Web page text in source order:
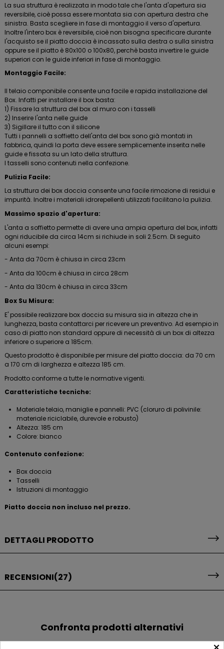
La sua struttura è realizzata in modo tale che l'anta d'apertura sia
reversibile, cioè possa essere montata sia con apertura destra che
sinistra. Basta scegliere in fase di montaggio il verso d'apertura.
Inoltre l'intero box è reversibile, cioè non bisogna specificare durante
l'acquisto se il piatto doccia è incassato sulla destra o sulla sinistra
oppure se il piatto è 80x100 o 100x80, perchè basta invertire le guide
superiori con le guide inferiori in fase di montaggio.
Montaggio Facile:
Il telaio componibile consente una facile e rapida installazione del
Box. Infatti per installare il box basta:
1) Fissare la struttura del box al muro con i tasselli
2) Inserire l'anta nelle guide
3) Sigillare il tutto con il silicone
Tutti i pannelli a soffietto dell'anta del box sono già montati in
fabbrica, quindi la porta deve essere semplicemente inserita nelle
guide e fissata su un lato della struttura.
I tasselli sono contenuti nella confezione.
Pulizia Facile:
La struttura dei box doccia consente una facile rimozione di residui e
impurità. Inoltre i materiali idrorepellenti utilizzati facilitano la pulizia.
Massimo spazio d'apertura:
L'anta a soffietto permette di avere una ampia apertura del box, infatti
ogni riducibile da circa 14cm si richiude in soli 2.5cm. Di seguito
alcuni esempi:
- Anta da 70cm è chiusa in circa 23cm
- Anta da 100cm è chiusa in circa 28cm
- Anta da 130cm è chiusa in circa 33cm
Box Su Misura:
E' possibile realizzare box doccia su misura sia in altezza che in
lunghezza, basta contattarci per ricevere un preventivo. Ad esempio in
caso di piatto non standard oppure di necessità di un box di altezza
inferiore o superiore a 185cm.
Questo prodotto è disponibile per misure del piatto doccia: da 70 cm
a 170 cm di larghezza e altezza 185 cm.
Prodotto conforme a tutte le normative vigenti.
Caratteristiche tecniche:
Materiale telaio, maniglie e pannelli: PVC (cloruro di polivinile:
materiale riciclabile, durevole e robusto)
Altezza: 185 cm
Colore: bianco
Contenuto confezione:
Box doccia
Tasselli
Istruzioni di montaggio
Piatto doccia non incluso nel prezzo.
DETTAGLI PRODOTTO
RECENSIONI(27)
Confronta prodotti alternativi